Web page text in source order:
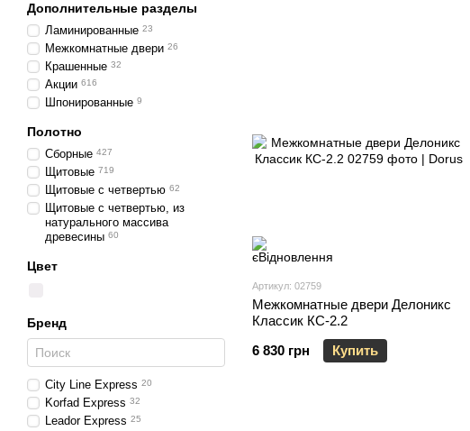
Артикул: 02759
Межкомнатные двери Делоникс
Классик КС-2.2
6 830 грн
Купить
Дополнительные разделы
Ламинированные 23
Межкомнатные двери 26
Крашенные 32
Акции 616
Шпонированные 9
Полотно
Сборные 427
Щитовые 719
Щитовые с четвертью 62
Щитовые с четвертью, из
натурального массива
древесины 60
Цвет
Бренд
City Line Express 20
Korfad Express 32
Leador Express 25